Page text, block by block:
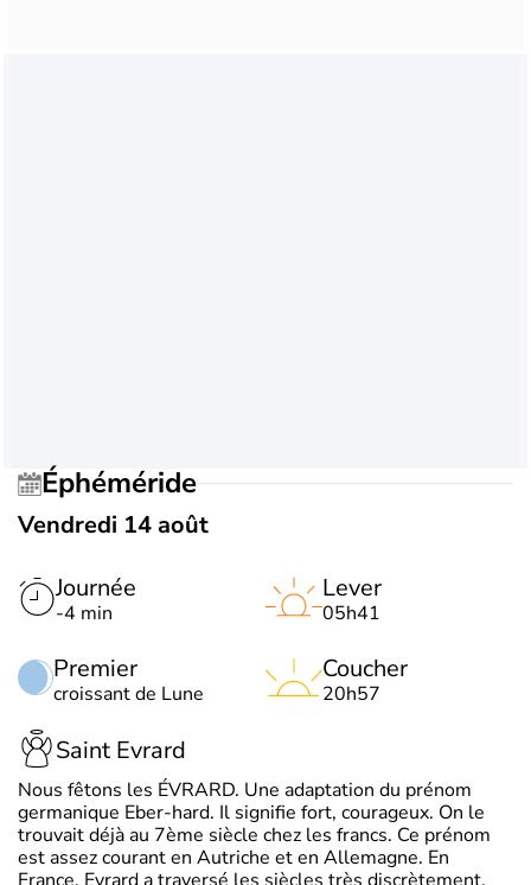
Éphéméride
Vendredi 14 août
Journée
-4 min
Premier
croissant de Lune
Lever
05h41
Coucher
20h57
Saint Evrard
Nous fêtons les ÉVRARD. Une adaptation du prénom
germanique Eber-hard. Il signifie fort, courageux. On le
trouvait déjà au 7ème siècle chez les francs. Ce prénom
est assez courant en Autriche et en Allemagne. En